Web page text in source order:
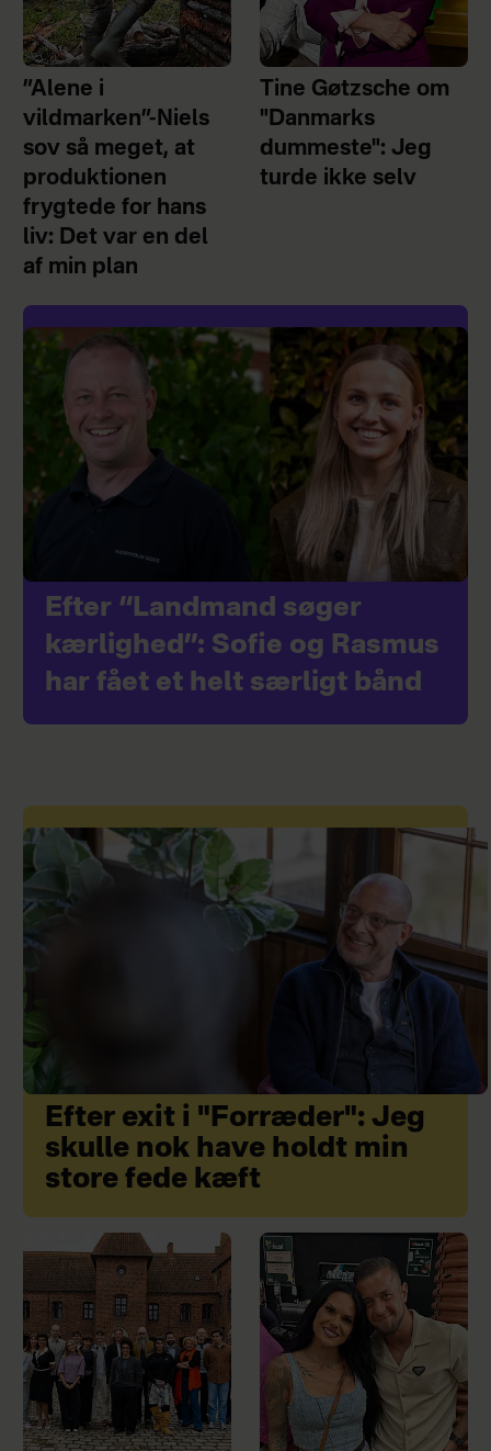
”Alene i
vildmarken”-Niels
sov så meget, at
produktionen
frygtede for hans
liv: Det var en del
af min plan
Tine Gøtzsche om
"Danmarks
dummeste": Jeg
turde ikke selv
Efter “Landmand søger
kærlighed”: Sofie og Rasmus
har fået et helt særligt bånd
Efter exit i "Forræder": Jeg
skulle nok have holdt min
store fede kæft